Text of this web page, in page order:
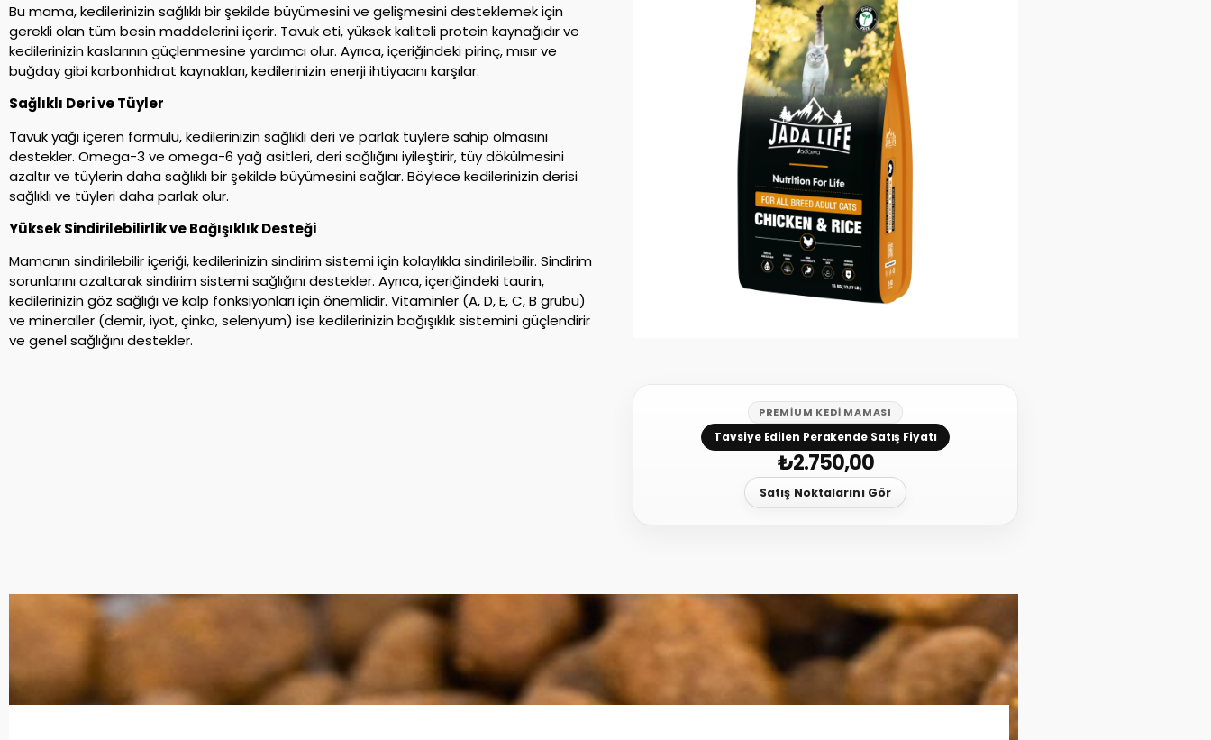
Bu mama, kedilerinizin sağlıklı bir şekilde büyümesini ve gelişmesini desteklemek için
gerekli olan tüm besin maddelerini içerir. Tavuk eti, yüksek kaliteli protein kaynağıdır ve
kedilerinizin kaslarının güçlenmesine yardımcı olur. Ayrıca, içeriğindeki pirinç, mısır ve
buğday gibi karbonhidrat kaynakları, kedilerinizin enerji ihtiyacını karşılar.
Sağlıklı Deri ve Tüyler
Tavuk yağı içeren formülü, kedilerinizin sağlıklı deri ve parlak tüylere sahip olmasını
destekler. Omega-3 ve omega-6 yağ asitleri, deri sağlığını iyileştirir, tüy dökülmesini
azaltır ve tüylerin daha sağlıklı bir şekilde büyümesini sağlar. Böylece kedilerinizin derisi
sağlıklı ve tüyleri daha parlak olur.
Yüksek Sindirilebilirlik ve Bağışıklık Desteği
Mamanın sindirilebilir içeriği, kedilerinizin sindirim sistemi için kolaylıkla sindirilebilir. Sindirim
sorunlarını azaltarak sindirim sistemi sağlığını destekler. Ayrıca, içeriğindeki taurin,
kedilerinizin göz sağlığı ve kalp fonksiyonları için önemlidir. Vitaminler (A, D, E, C, B grubu)
ve mineraller (demir, iyot, çinko, selenyum) ise kedilerinizin bağışıklık sistemini güçlendirir
ve genel sağlığını destekler.
PREMIUM KEDI MAMASI
Tavsiye Edilen Perakende Satış Fiyatı
₺2.750,00
Satış Noktalarını Gör